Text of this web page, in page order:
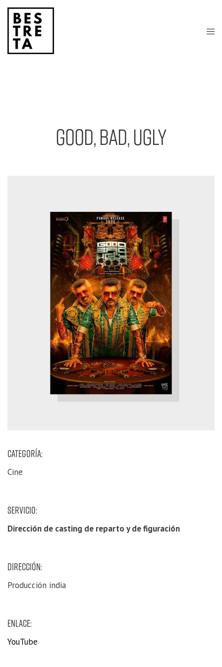
GOOD, BAD, UGLY
CATEGORÍA:
Cine
SERVICIO:
Dirección de casting de reparto y de figuración
DIRECCIÓN:
Producción india
ENLACE:
YouTube